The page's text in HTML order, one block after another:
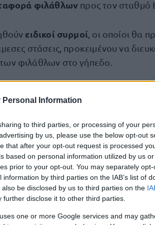
Personal Information
to third parties, or processing of your
by us, please use the below opt-out
that after your opt-out request is processed
based on personal information utilized by us
prior to your opt-out. You may separately
by third parties on the IAB’s list of
be disclosed by us to third parties on the
further disclose it to other third parties.
one or more Google services and may
φιλάθλων προς τον σταθμό
ειδικοί συρμοί , οι οποίοι θα
στάσεις, προκειμένου να
φιλάθλων στο γήπεδο.
υπόλοιπο επιβατικό κοινό
τους, ωστόσο θα διέρχονται από
στάσηγια επιβίβαση
θα επανέλθουν σε πλήρη και
της οργανωμένης
έγκαιρατις